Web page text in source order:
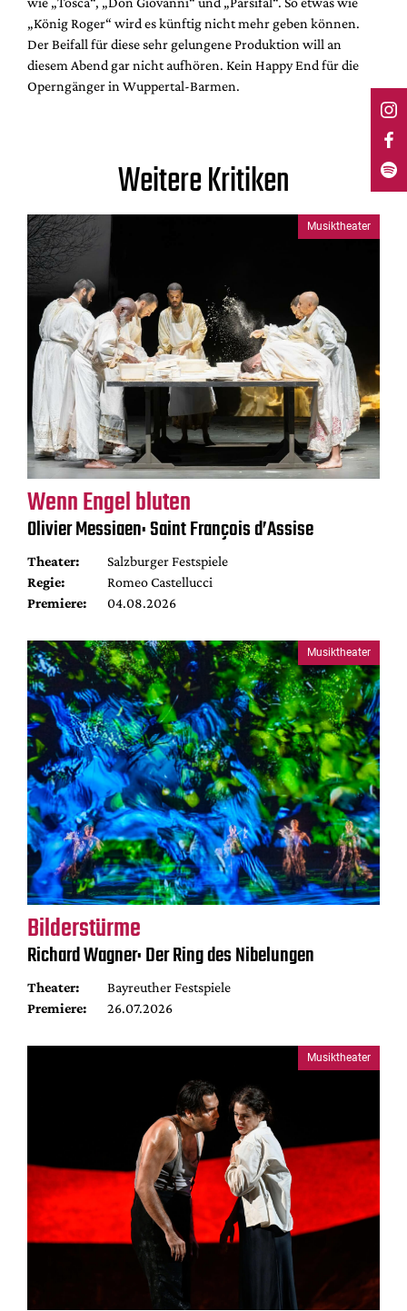
„König Roger“ wird es künftig nicht mehr geben können.
Der Beifall für diese sehr gelungene Produktion will an
diesem Abend gar nicht aufhören. Kein Happy End für die
Operngänger in Wuppertal-Barmen.
Weitere Kritiken
Musiktheater
Wenn Engel bluten
Olivier Messiaen: Saint François d’Assise
Theater:
Salzburger Festspiele
Regie:
Romeo Castellucci
Premiere:
04.08.2026
Musiktheater
Bilderstürme
Richard Wagner: Der Ring des Nibelungen
Theater:
Bayreuther Festspiele
Premiere:
26.07.2026
Musiktheater